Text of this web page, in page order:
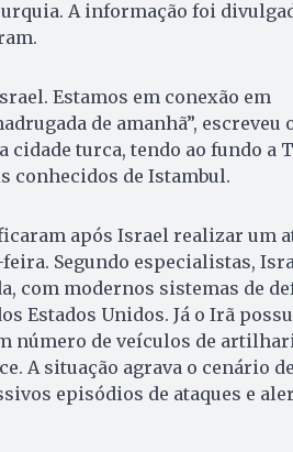
A informação foi
Estamos em conexão em
de amanhã”, escreveu
cidade turca, tendo ao fundo a
conhecidos de Istambul.
após Israel realizar um
Segundo especialistas,
com modernos sistemas de
Estados Unidos. Já o Irã
número de veículos de
A situação agrava o cenário de
episódios de ataques e